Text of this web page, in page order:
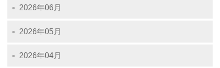
2026年06月
2026年05月
2026年04月